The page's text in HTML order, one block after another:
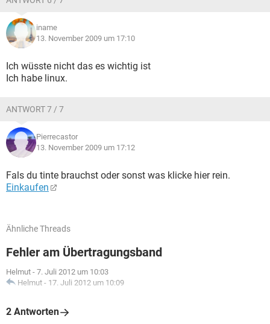
iname
13. November 2009 um 17:10
Ich wüsste nicht das es wichtig ist
Ich habe linux.
ANTWORT 7 / 7
Pierrecastor
13. November 2009 um 17:12
Fals du tinte brauchst oder sonst was klicke hier rein.
Einkaufen
Ähnliche Threads
Fehler am Übertragungsband
Helmut - 7. Juli 2012 um 10:03
Helmut - 17. Juli 2012 um 10:09
2 Antworten